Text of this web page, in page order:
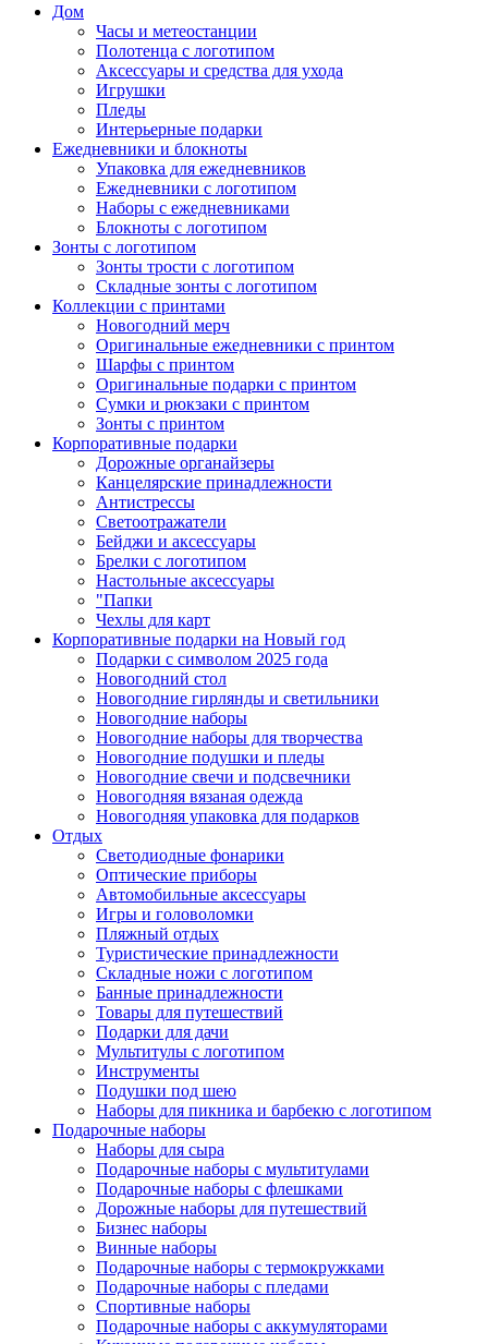
Дом
Часы и метеостанции
Полотенца с логотипом
Аксессуары и средства для ухода
Игрушки
Пледы
Интерьерные подарки
Ежедневники и блокноты
Упаковка для ежедневников
Ежедневники с логотипом
Наборы с ежедневниками
Блокноты с логотипом
Зонты с логотипом
Зонты трости с логотипом
Складные зонты с логотипом
Коллекции с принтами
Новогодний мерч
Оригинальные ежедневники с принтом
Шарфы с принтом
Оригинальные подарки с принтом
Сумки и рюкзаки с принтом
Зонты с принтом
Корпоративные подарки
Дорожные органайзеры
Канцелярские принадлежности
Антистрессы
Светоотражатели
Бейджи и аксессуары
Брелки с логотипом
Настольные аксессуары
"Папки
Чехлы для карт
Корпоративные подарки на Новый год
Подарки с символом 2025 года
Новогодний стол
Новогодние гирлянды и светильники
Новогодние наборы
Новогодние наборы для творчества
Новогодние подушки и пледы
Новогодние свечи и подсвечники
Новогодняя вязаная одежда
Новогодняя упаковка для подарков
Отдых
Светодиодные фонарики
Оптические приборы
Автомобильные аксессуары
Игры и головоломки
Пляжный отдых
Туристические принадлежности
Складные ножи с логотипом
Банные принадлежности
Товары для путешествий
Подарки для дачи
Мультитулы с логотипом
Инструменты
Подушки под шею
Наборы для пикника и барбекю с логотипом
Подарочные наборы
Наборы для сыра
Подарочные наборы с мультитулами
Подарочные наборы с флешками
Дорожные наборы для путешествий
Бизнес наборы
Винные наборы
Подарочные наборы с термокружками
Подарочные наборы с пледами
Спортивные наборы
Подарочные наборы с аккумуляторами